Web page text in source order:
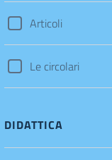
Articoli
Le circolari
DIDATTICA